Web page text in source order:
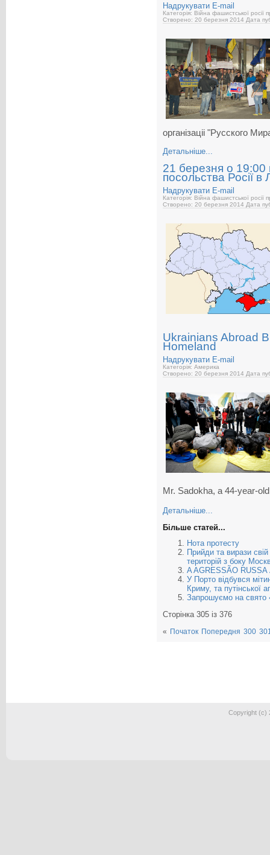
Надрукувати E-mail
Категорія: Війна фашистської росії
Створено: 20 березня 2014 Дата
організаціі "Русского
Детальніше...
21 березня о 19:00
посольства Росії в
Надрукувати E-mail
Категорія: Війна фашистської росії
Створено: 20 березня 2014 Дата
Ukrainians Abroad
Homeland
Надрукувати E-mail
Категорія: Америка
Створено: 20 березня 2014 Дата
Mr. Sadokha, a 44-year-old
Детальніше...
Більше статей...
Нота протесту
Прийди та вирази
територій з боку
A AGRESSÃO RUSSA
У Порто відбувся
Криму, та путінської
Запрошуємо на свято
Сторінка 305 із 376
« Початок Попередня 300
Copyright (c)